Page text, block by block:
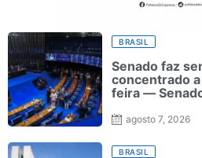
BRASIL
Senado faz
concentrado
feira —
agosto 7, 2026
BRASIL